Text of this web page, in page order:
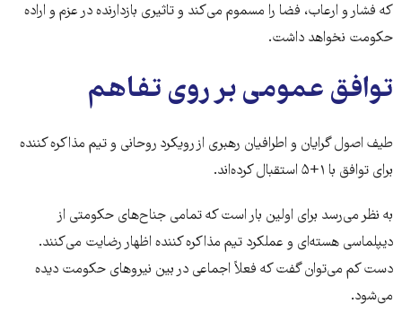
که فشار و ارعاب، فضا را مسموم می‌کند و تاثیری بازدارنده در عزم و اراده
حکومت نخواهد داشت.
توافق عمومی بر روی تفاهم
طیف اصول گرایان و اطرافیان رهبری از رویکرد روحانی و تیم مذاکره کننده
برای توافق با ۱+۵ استقبال کرده‌اند.
به نظر می‌رسد برای اولین بار است که تمامی جناح‌های حکومتی از
دیپلماسی هسته‌ای و عملکرد تیم مذاکره کننده اظهار رضایت می‌کنند.
دست کم می‌توان گفت که فعلاً اجماعی در بین نیرو‌های حکومت دیده
می‌شود.